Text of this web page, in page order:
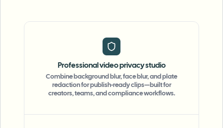
Professional video privacy studio
Combine background blur, face blur, and plate
redaction for publish-ready clips—built for
creators, teams, and compliance workflows.